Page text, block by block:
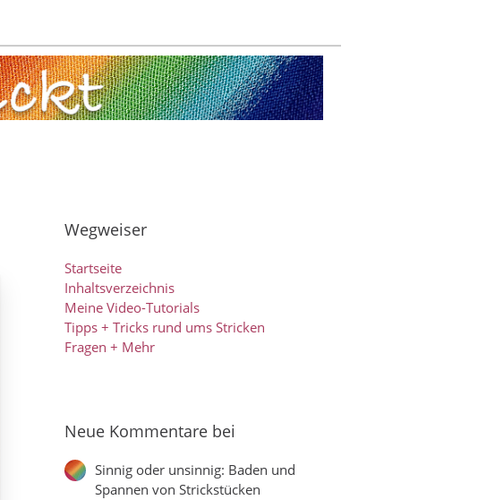
Wegweiser
Startseite
Inhaltsverzeichnis
Meine Video-Tutorials
Tipps + Tricks rund ums Stricken
Fragen + Mehr
Neue Kommentare bei
Sinnig oder unsinnig: Baden und
Spannen von Strickstücken